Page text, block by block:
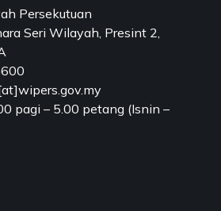
Persekutuan
Seri Wilayah, Presint 2,
pagi – 5.00 petang (Isnin –